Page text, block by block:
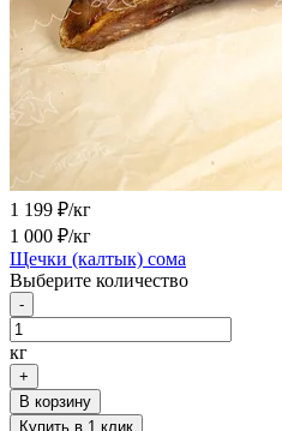
1 199 ₽/кг
1 000 ₽/кг
Щечки (калтык) сома
Выберите количество
-
кг
+
В корзину
Купить в 1 клик